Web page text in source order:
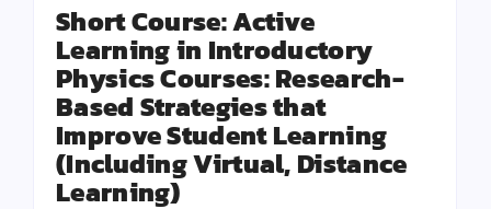
Short Course: Active
Learning in Introductory
Physics Courses: Research-
Based Strategies that
Improve Student Learning
(Including Virtual, Distance
Learning)